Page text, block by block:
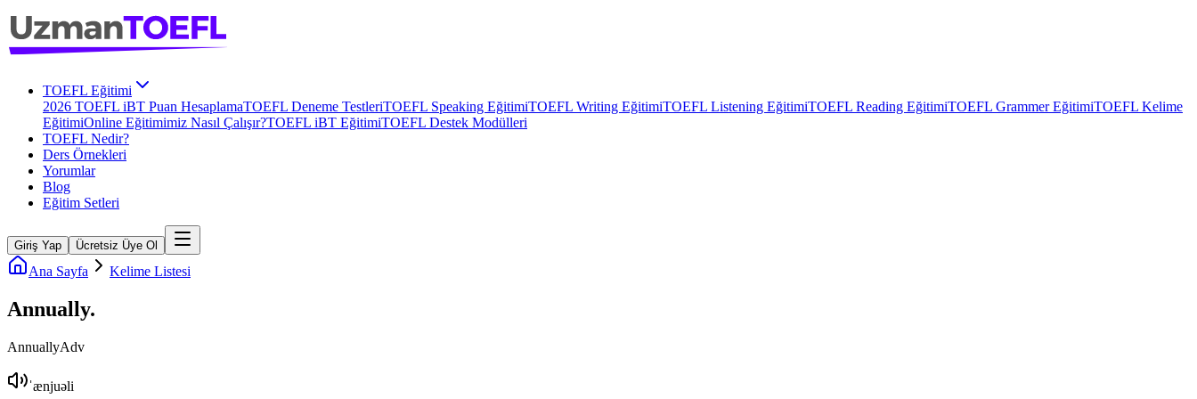
TOEFL Eğitimi
2026 TOEFL iBT Puan HesaplamaTOEFL Deneme TestleriTOEFL Speaking EğitimiTOEFL Writing EğitimiTOEFL Listening EğitimiTOEFL Reading EğitimiTOEFL Grammer EğitimiTOEFL Kelime
EğitimiOnline Eğitimimiz Nasıl Çalışır?TOEFL iBT EğitimiTOEFL Destek Modülleri
TOEFL Nedir?
Ders Örnekleri
Yorumlar
Blog
Eğitim Setleri
Giriş Yap Ücretsiz Üye Ol
Ana Sayfa Kelime Listesi
Annually.
AnnuallyAdv
ˈænjuəli